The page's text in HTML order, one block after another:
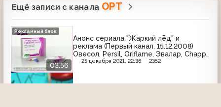
Ещё записи с канала ОРТ
03:56
Анонс сериала "Жаркий лёд" и
реклама (Первый канал, 15.12.2008)
Овесол, Persil, Oriflame, Эвалар, Chappi,
LEGO Duplo, Cote d'Or, Lenor, Fa,
25 декабря 2021, 22:36 2352
Рекламный блок